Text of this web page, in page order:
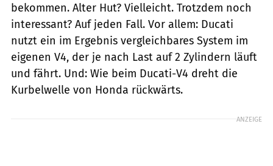
bekommen. Alter Hut? Vielleicht. Trotzdem noch
interessant? Auf jeden Fall. Vor allem: Ducati
nutzt ein im Ergebnis vergleichbares System im
eigenen V4, der je nach Last auf 2 Zylindern läuft
und fährt. Und: Wie beim Ducati-V4 dreht die
Kurbelwelle von Honda rückwärts.
ANZEIGE